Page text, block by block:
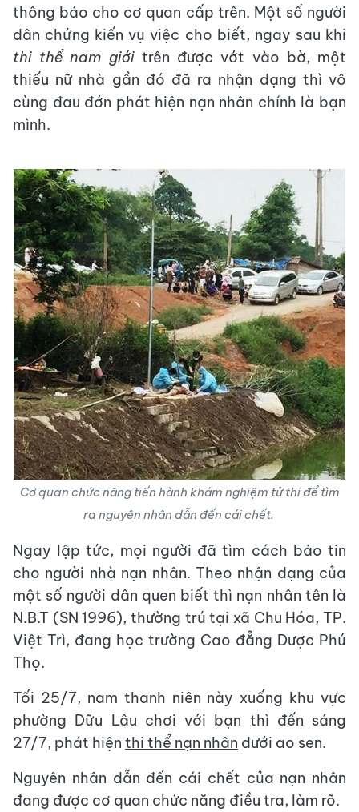
thông báo cho cơ quan cấp trên. Một số người
dân chứng kiến vụ việc cho biết, ngay sau khi
thi thể nam giớitrên được vớt vào bờ, một
thiếu nữ nhà gần đó đã ra nhận dạng thì vô
cùng đau đớn phát hiện nạn nhân chính là bạn
mình.
Cơ quan chức năng tiến hành khám nghiệm tử thi để tìm
ra nguyên nhân dẫn đến cái chết.
Ngay lập tức, mọi người đã tìm cách báo tin
cho người nhà nạn nhân. Theo nhận dạng của
một số người dân quen biết thì nạn nhân tên là
N.B.T (SN 1996), thường trú tại xã Chu Hóa, TP.
Việt Trì, đang học trường Cao đẳng Dược Phú
Thọ.
Tối 25/7, nam thanh niên này xuống khu vực
phường Dữu Lâu chơi với bạn thì đến sáng
27/7, phát hiện thi thể nạn nhân dưới ao sen.
Nguyên nhân dẫn đến cái chết của nạn nhân
đang được cơ quan chức năng điều tra, làm rõ.